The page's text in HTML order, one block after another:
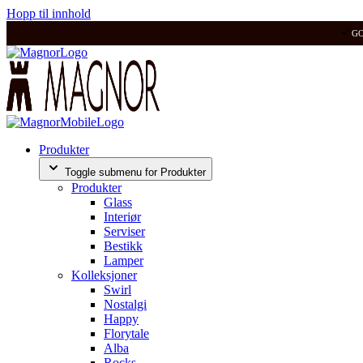
Hopp til innhold
Produkter
Toggle submenu for Produkter
Produkter
Glass
Interiør
Serviser
Bestikk
Lamper
Kolleksjoner
Swirl
Nostalgi
Happy
Florytale
Alba